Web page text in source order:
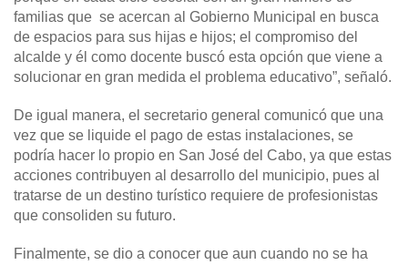
familias que se acercan al Gobierno Municipal en busca
de espacios para sus hijas e hijos; el compromiso del
alcalde y él como docente buscó esta opción que viene a
solucionar en gran medida el problema educativo”, señaló.
De igual manera, el secretario general comunicó que una
vez que se liquide el pago de estas instalaciones, se
podría hacer lo propio en San José del Cabo, ya que estas
acciones contribuyen al desarrollo del municipio, pues al
tratarse de un destino turístico requiere de profesionistas
que consoliden su futuro.
Finalmente, se dio a conocer que aun cuando no se ha